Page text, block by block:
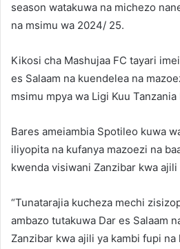
season watakuwa na michezo
na msimu wa 2024/ 25.
Kikosi cha Mashujaa FC tayari
es Salaam na kuendelea na
msimu mpya wa Ligi Kuu Tanzania
Bares ameiambia Spotileo kuwa
iliyopita na kufanya mazoezi na
kwenda visiwani Zanzibar kwa ajili
“Tunatarajia kucheza mechi
ambazo tutakuwa Dar es Salaam
Zanzibar kwa ajili ya kambi fupi